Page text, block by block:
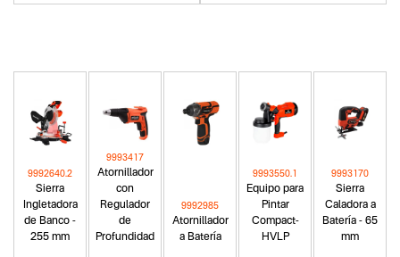
Sierra
Ingletadora
de Banco -
255 mm
9992640.2
Atornillador
con
Regulador
de
Profundidad
9993417
Atornillador
a Batería
9992985
Equipo para
Pintar
Compact-
HVLP
9993550.1
Sierra
Caladora a
Batería - 65
mm
9993170